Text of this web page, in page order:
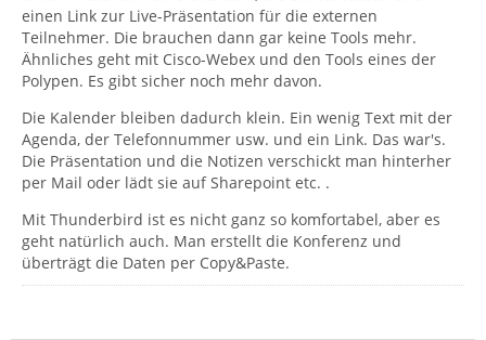
einen Link zur Live-Präsentation für die externen
Teilnehmer. Die brauchen dann gar keine Tools mehr.
Ähnliches geht mit Cisco-Webex und den Tools eines der
Polypen. Es gibt sicher noch mehr davon.
Die Kalender bleiben dadurch klein. Ein wenig Text mit der
Agenda, der Telefonnummer usw. und ein Link. Das war's.
Die Präsentation und die Notizen verschickt man hinterher
per Mail oder lädt sie auf Sharepoint etc. .
Mit Thunderbird ist es nicht ganz so komfortabel, aber es
geht natürlich auch. Man erstellt die Konferenz und
überträgt die Daten per Copy&Paste.